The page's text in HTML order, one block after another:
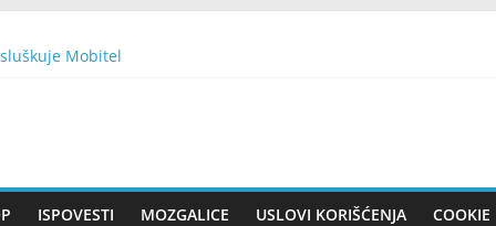
Mobitel
1 BROJ SA DRVETA: Evo da li će vam se želja ostvariti
smatra nesretnim, a drugi ‘dobitkom na lutriji’
ISPOVESTI MOZGALICE USLOVI KORIŠĆENJA COOKIE